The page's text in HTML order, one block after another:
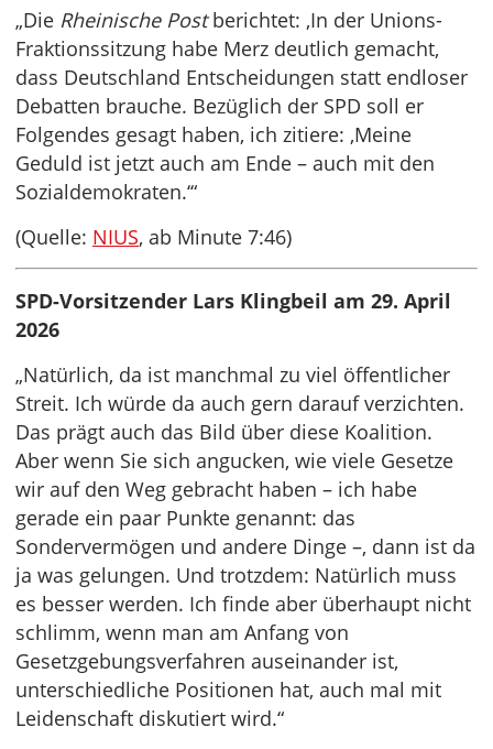
„Die Rheinische Postberichtet: ‚In der Unions-
Fraktionssitzung habe Merz deutlich gemacht,
dass Deutschland Entscheidungen statt endloser
Debatten brauche. Bezüglich der SPD soll er
Folgendes gesagt haben, ich zitiere: ‚Meine
Geduld ist jetzt auch am Ende – auch mit den
Sozialdemokraten.‘“
(Quelle: NIUS, ab Minute 7:46)
SPD-Vorsitzender Lars Klingbeil am 29. April
2026
„Natürlich, da ist manchmal zu viel öffentlicher
Streit. Ich würde da auch gern darauf verzichten.
Das prägt auch das Bild über diese Koalition.
Aber wenn Sie sich angucken, wie viele Gesetze
wir auf den Weg gebracht haben – ich habe
gerade ein paar Punkte genannt: das
Sondervermögen und andere Dinge –, dann ist da
ja was gelungen. Und trotzdem: Natürlich muss
es besser werden. Ich finde aber überhaupt nicht
schlimm, wenn man am Anfang von
Gesetzgebungsverfahren auseinander ist,
unterschiedliche Positionen hat, auch mal mit
Leidenschaft diskutiert wird.“